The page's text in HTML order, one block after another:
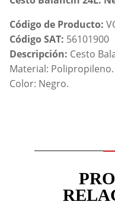
Código de Producto:
Código SAT: 56101900
Descripción: Cesto
Material: Polipropileno.
Color: Negro.